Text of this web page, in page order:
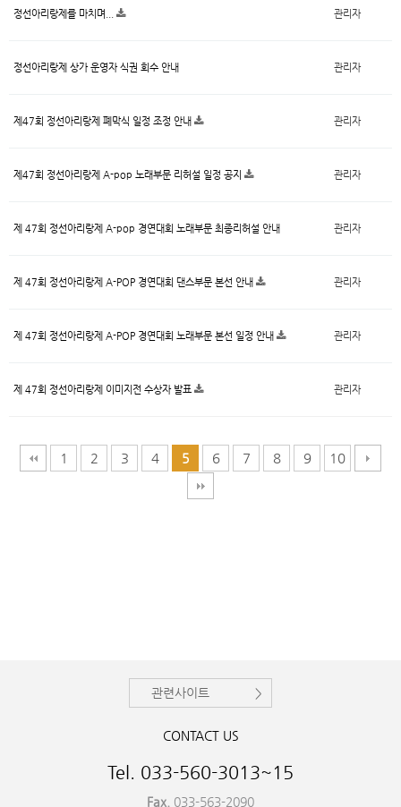
정선아리랑제를 마치며... 관리자
정선아리랑제 상가 운영자 식권 회수 안내 관리자
제47회 정선아리랑제 폐막식 일정 조정 안내 관리자
제47회 정선아리랑제 A-pop 노래부문 리허설 일정 공지 관리자
제 47회 정선아리랑제 A-pop 경연대회 노래부문 최종리허설 안내 관리자
제 47회 정선아리랑제 A-POP 경연대회 댄스부문 본선 안내 관리자
제 47회 정선아리랑제 A-POP 경연대회 노래부문 본선 일정 안내 관리자
제 47회 정선아리랑제 이미지전 수상자 발표 관리자
1 2 3 4 5 6 7 8 9 10
관련사이트
CONTACT US
Tel. 033-560-3013~15
Fax. 033-563-2090